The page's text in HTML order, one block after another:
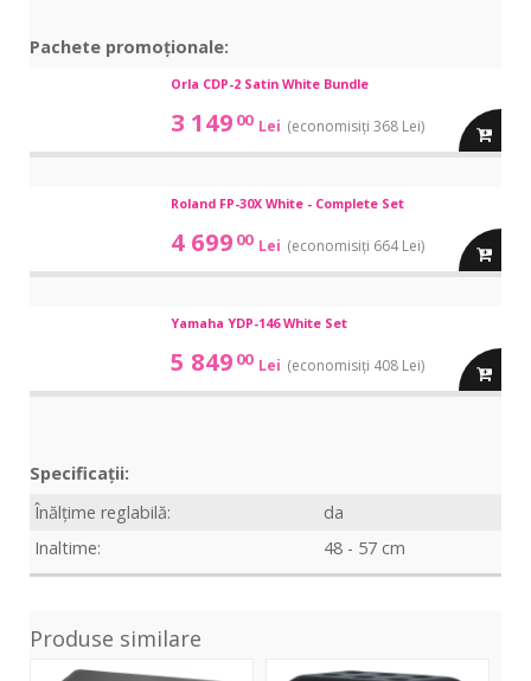
Pachete promoționale:
White
Orla CDP-2 Satin White Bundle
3 149 00 Lei (economisiți 368 Lei) adauga
cos
-
Roland FP-30X White - Complete Set
4 699 00 Lei (economisiți 664 Lei) adauga
cos
Set
Yamaha YDP-146 White Set
5 849 00 Lei (economisiți 408 Lei) adauga
Specificații:
Înălțime reglabilă:
da
Inaltime:
48 - 57 cm
Produse similare
Folding Deluxe